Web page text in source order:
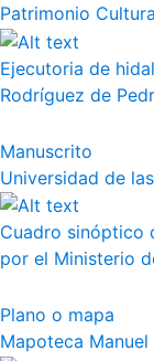
Patrimonio
Ejecutoria de
Rodríguez de
Manuscrito
Universidad de
Cuadro sinóptico
por el Ministerio
Plano o mapa
Mapoteca